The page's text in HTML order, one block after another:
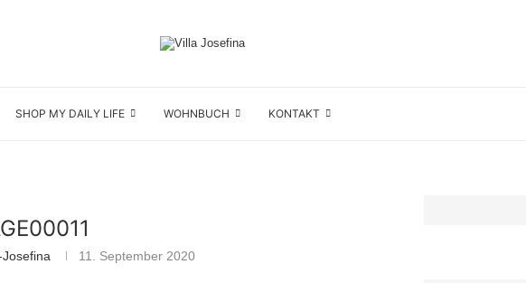
SHOP MY DAILY LIFE WOHNBUCH KONTAKT
11. September 2020